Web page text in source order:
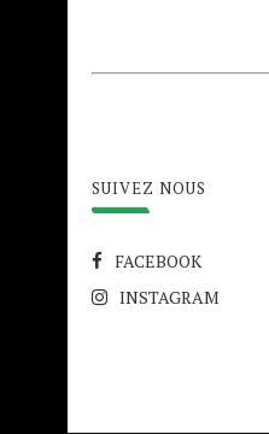
SUIVEZ NOUS
FACEBOOK
INSTAGRAM